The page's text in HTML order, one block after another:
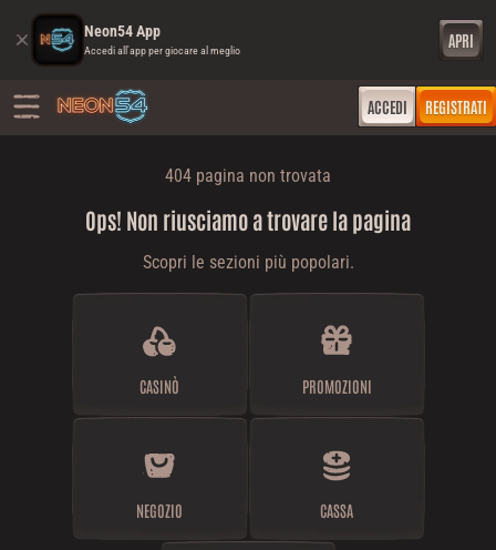
Neon54 App
Accedi all'app per giocare al meglio
APRI
ACCEDI REGISTRATI
404 pagina non trovata
Ops! Non riusciamo a trovare la pagina
Scopri le sezioni più popolari.
CASINÒ PROMOZIONI
NEGOZIO CASSA